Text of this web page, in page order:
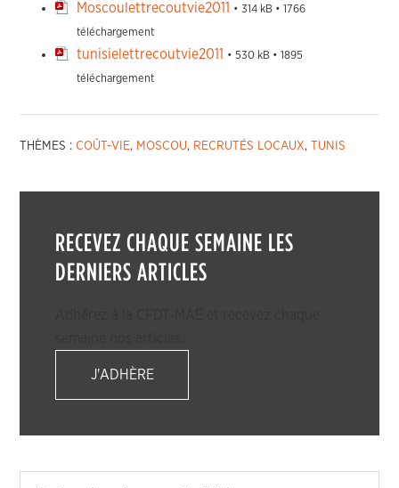
Moscoulettrecoutvie2011 • 314 kB • 1766
téléchargement
tunisielettrecoutvie2011 • 530 kB • 1895
téléchargement
THÈMES :COÛT-VIE, MOSCOU, RECRUTÉS LOCAUX, TUNIS
RECEVEZ CHAQUE SEMAINE LES
DERNIERS ARTICLES
J'ADHÈRE